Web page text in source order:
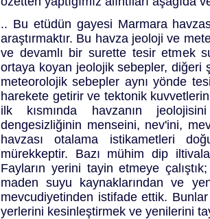
.. Bu etüdün gayesi Marmara
araştırmaktır. Bu havza jeoloji ve
ve devamlı bir surette tesir etmek
ortaya koyan jeolojik sebepler,
meteorolojik sebepler aynı yönde
harekete getirir ve tektonik
ilk kısmında havzanın
dengesizliğinin menseini, nev'ini,
havzası otalama istikametleri
mürekkeptir. Bazı mühim dip
Fayların yerini tayin etmeye
maden suyu kaynaklarından ve
mevcudiyetinden istifade ettik.
yerlerini kesinleştirmek ve yenilerini